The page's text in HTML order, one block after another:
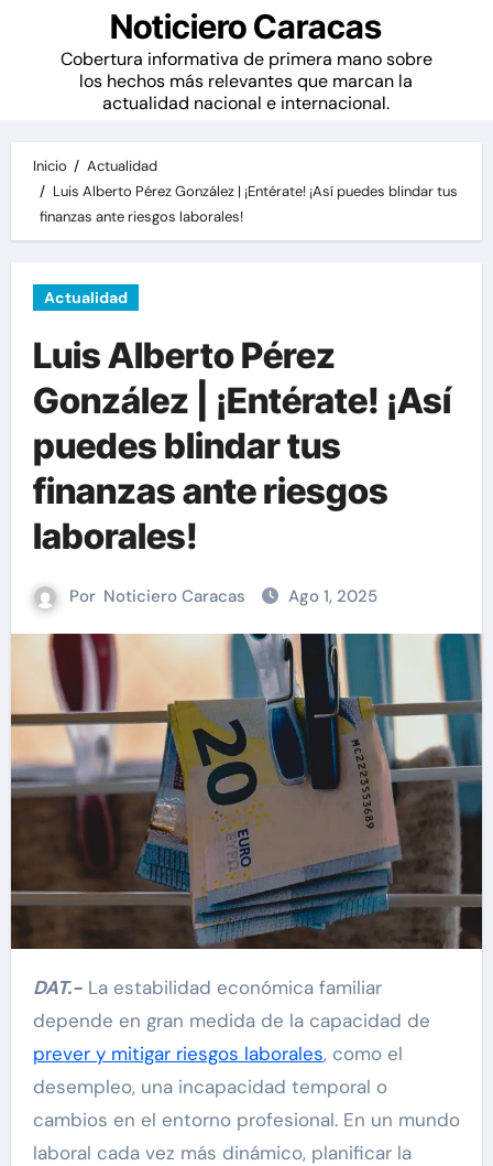
Noticiero Caracas
Cobertura informativa de primera mano sobre
los hechos más relevantes que marcan la
actualidad nacional e internacional.
Inicio
Actualidad
Luis Alberto Pérez González | ¡Entérate! ¡Así puedes blindar tus
finanzas ante riesgos laborales!
Actualidad
Luis Alberto Pérez
González | ¡Entérate! ¡Así
puedes blindar tus
finanzas ante riesgos
laborales!
Por Noticiero Caracas Ago 1, 2025
DAT.-La estabilidad económica familiar
depende en gran medida de la capacidad de
prever y mitigar riesgos laborales, como el
desempleo, una incapacidad temporal o
cambios en el entorno profesional. En un mundo
laboral cada vez más dinámico, planificar la